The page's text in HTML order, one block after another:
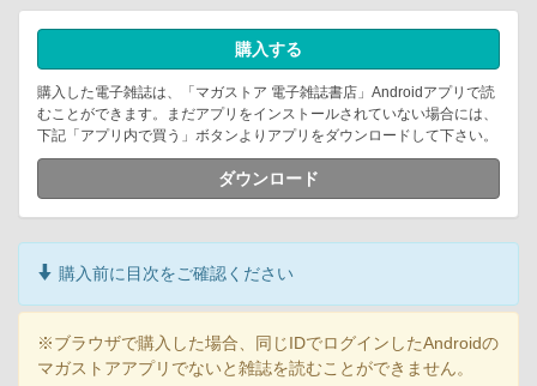
購入する
購入した電子雑誌は、「マガストア 電子雑誌書店」Androidアプリで読
むことができます。まだアプリをインストールされていない場合には、
下記「アプリ内で買う」ボタンよりアプリをダウンロードして下さい。
ダウンロード
購入前に目次をご確認ください
※ブラウザで購入した場合、同じIDでログインしたAndroidの
マガストアアプリでないと雑誌を読むことができません。